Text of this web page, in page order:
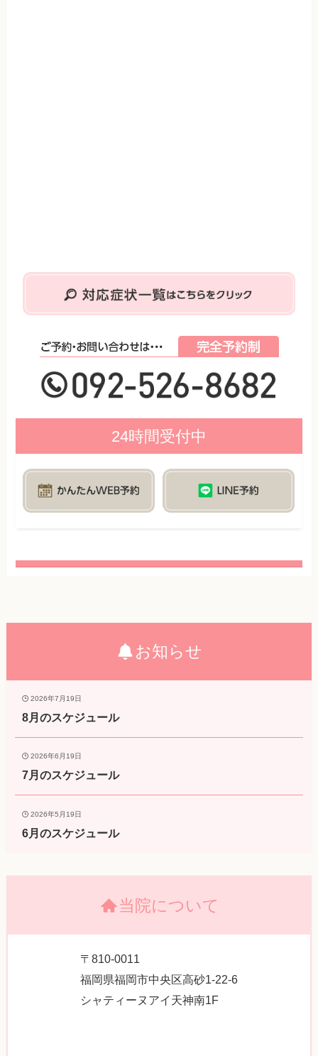
24時間受付中
お知らせ
2026年7月19日
8月のスケジュール
2026年6月19日
7月のスケジュール
2026年5月19日
6月のスケジュール
当院について
〒810-0011
福岡県福岡市中央区高砂1-22-6
シャティーヌアイ天神南1F